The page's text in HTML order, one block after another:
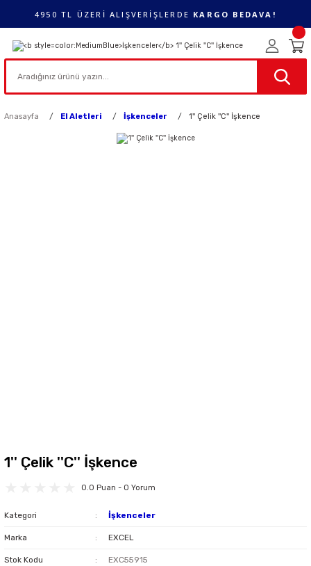
4950 TL ÜZERİ ALIŞVERİŞLERDE KARGO BEDAVA!
Anasayfa El Aletleri İşkenceler 1'' Çelik ''C'' İşkence
1'' Çelik ''C'' İşkence
0.0 Puan - 0 Yorum
Kategori İşkenceler
Marka EXCEL
Stok Kodu EXC55915